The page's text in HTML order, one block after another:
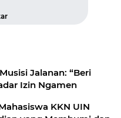
Jalanan: “Beri
Izin Ngamen
KKN UIN